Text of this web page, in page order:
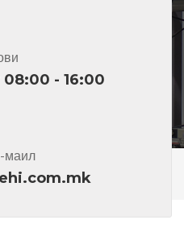
- 16:00
маил
BP SHS